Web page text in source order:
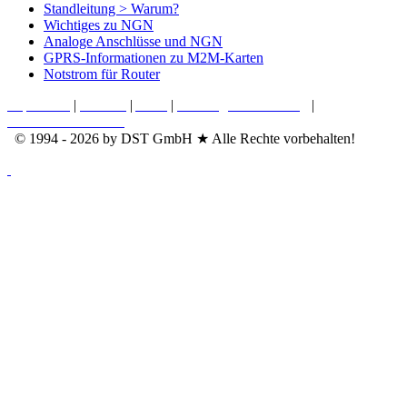
Standleitung > Warum?
Wichtiges zu NGN
Analoge Anschlüsse und NGN
GPRS-Informationen zu M2M-Karten
Notstrom für Router
| | |
|
© 1994 - 2026 by DST GmbH ★ Alle Rechte vorbehalten!